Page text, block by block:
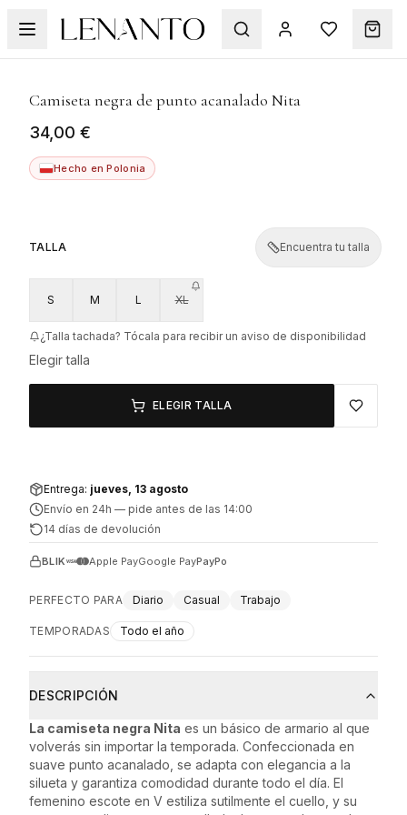
Camiseta negra de punto acanalado Nita
34,00 €
Hecho en Polonia
TALLA Encuentra tu talla
S M L XL
¿Talla tachada? Tócala para recibir un aviso de disponibilidad
Elegir talla
ELEGIR TALLA
Entrega: jueves, 13 agosto
Envío en 24h — pide antes de las 14:00
14 días de devolución
BLIK Apple PayGoogle PayPayPo
PERFECTO PARA Diario Casual Trabajo
TEMPORADAS Todo el año
DESCRIPCIÓN
La camiseta negra Nita es un básico de armario al que
volverás sin importar la temporada. Confeccionada en
suave punto acanalado, se adapta con elegancia a la
silueta y garantiza comodidad durante todo el día. El
femenino escote en V estiliza sutilmente el cuello, y su